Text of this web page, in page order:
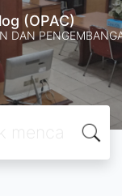
(OPAC)
DAN